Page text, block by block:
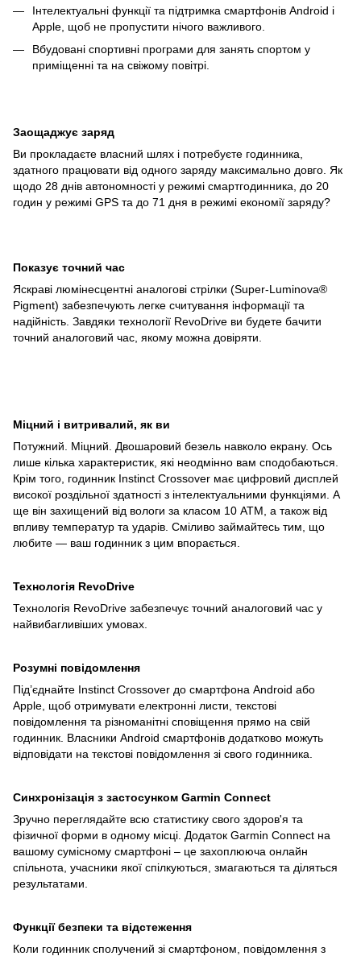
Інтелектуальні функції та підтримка смартфонів Android і
Apple, щоб не пропустити нічого важливого.
Вбудовані спортивні програми для занять спортом у
приміщенні та на свіжому повітрі.
Заощаджує заряд
Ви прокладаєте власний шлях і потребуєте годинника,
здатного працювати від одного заряду максимально довго. Як
щодо 28 днів автономності у режимі смартгодинника, до 20
годин у режимі GPS та до 71 дня в режимі економії заряду?
Показує точний час
Яскраві люмінесцентні аналогові стрілки (Super-Luminova®
Pigment) забезпечують легке считування інформації та
надійність. Завдяки технології RevoDrive ви будете бачити
точний аналоговий час, якому можна довіряти.
Міцний і витривалий, як ви
Потужний. Міцний. Двошаровий безель навколо екрану. Ось
лише кілька характеристик, які неодмінно вам сподобаються.
Крім того, годинник Instinct Crossover має цифровий дисплей
високої роздільної здатності з інтелектуальними функціями. А
ще він захищений від вологи за класом 10 АТМ, а також від
впливу температур та ударів. Сміливо займайтесь тим, що
любите — ваш годинник з цим впорається.
Технологія RevoDrive
Технологія RevoDrive забезпечує точний аналоговий час у
найвибагливіших умовах.
Розумні повідомлення
Під’єднайте Instinct Crossover до смартфона Android або
Apple, щоб отримувати електронні листи, текстові
повідомлення та різноманітні сповіщення прямо на свій
годинник. Власники Android смартфонів додатково можуть
відповідати на текстові повідомлення зі свого годинника.
Синхронізація з застосунком Garmin Connect
Зручно переглядайте всю статистику свого здоров'я та
фізичної форми в одному місці. Додаток Garmin Connect на
вашому сумісному смартфоні – це захоплююча онлайн
спільнота, учасники якої спілкуються, змагаються та діляться
результатами.
Функції безпеки та відстеження
Коли годинник сполучений зі смартфоном, повідомлення з